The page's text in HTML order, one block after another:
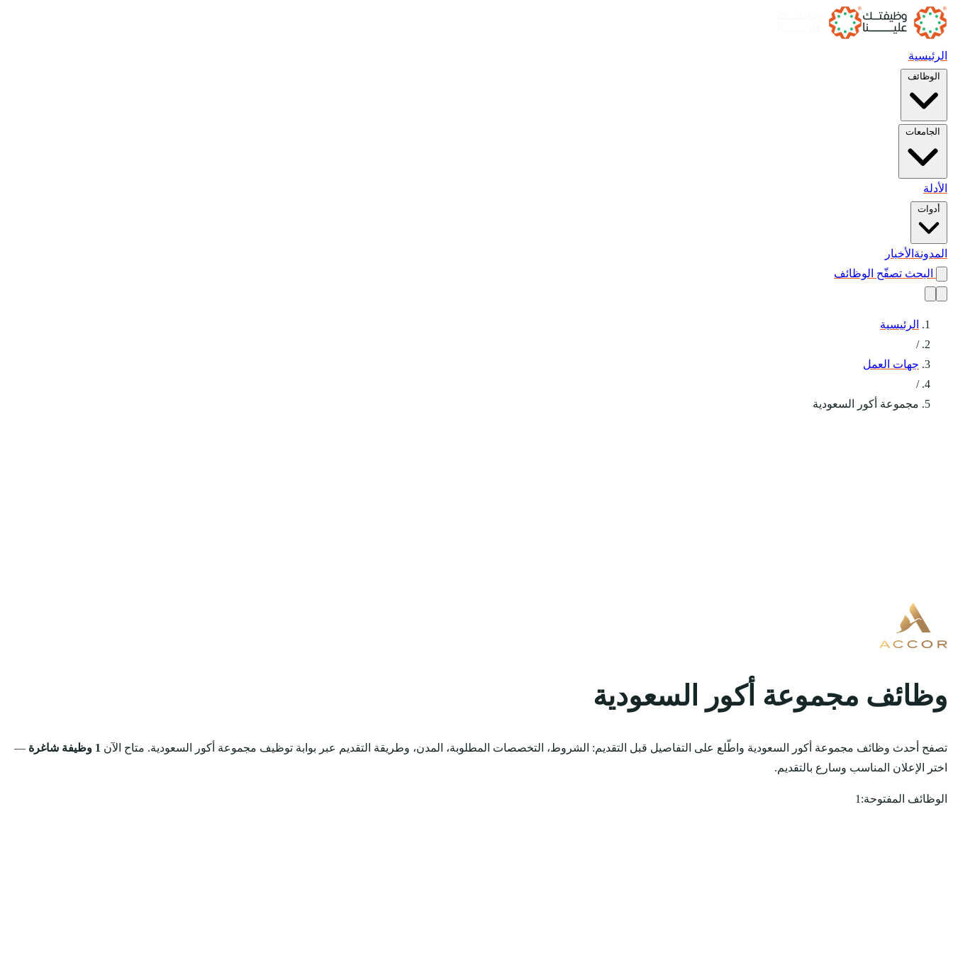
الرئيسية
الوظائف
الجامعات
الأدلة
أدوات
المدونة الأخبار
البحث تصفّح الوظائف
الرئيسية
/
جهات العمل
/
مجموعة أكور السعودية
وظائف مجموعة أكور السعودية
تصفح أحدث وظائف مجموعة أكور السعودية واطّلع على التفاصيل قبل التقديم: الشروط، التخصصات المطلوبة، المدن، وطريقة التقديم عبر بوابة توظيف مجموعة أكور السعودية. متاح الآن 1 وظيفة شاغرة
—
اختر الإعلان المناسب وسارع بالتقديم.
الوظائف المفتوحة: 1